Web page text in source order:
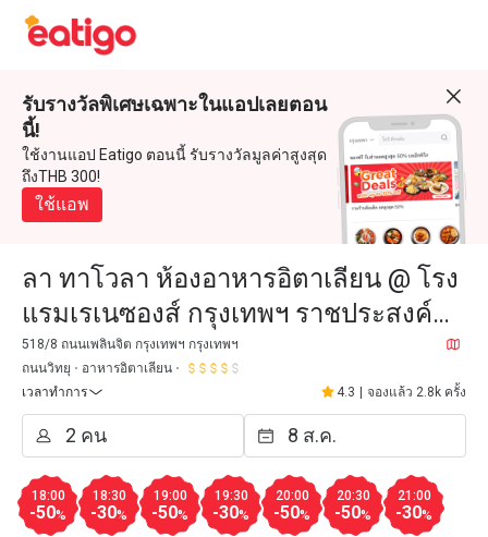
รับรางวัลพิเศษเฉพาะในแอปเลยตอน
นี้!
ใช้งานแอป Eatigo ตอนนี้ รับรางวัลมูลค่าสูงสุด
ถึงTHB 300!
ใช้แอพ
ลา ทาโวลา ห้องอาหารอิตาเลียน @ โรง
แรมเรเนซองส์ กรุงเทพฯ ราชประสงค์
(La Tavola @Renaissance Bangkok
Ratchaprasong Hotel)
518/8 ถนนเพลินจิต กรุงเทพฯ กรุงเทพฯ
ถนนวิทยุ
อาหารอิตาเลียน
เวลาทำการ
4.3 จองแล้ว 2.8k ครั้ง
18:00
-50%
18:30
-30%
19:00
-50%
19:30
-30%
20:00
-50%
20:30
-50%
21:00
-30%